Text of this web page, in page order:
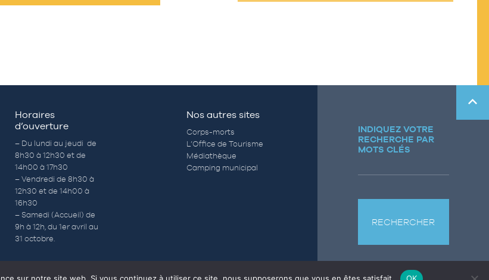
Horaires
d’ouverture
– Du lundi au jeudi de
8h30 à 12h30 et de
14h00 à 17h30
– Vendredi de 8h30 à
12h30 et de 14h00 à
16h30
– Samedi (Accueil) de
9h à 12h, du 1er avril au
31 octobre.
Nos autres sites
Corps-morts
L’Office de Tourisme
Médiathèque
Camping municipal
INDIQUEZ VOTRE
RECHERCHE PAR
MOTS CLÉS
RECHERCHER